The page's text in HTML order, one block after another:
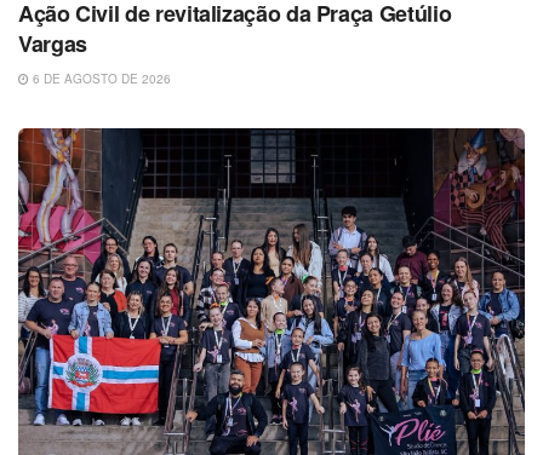
Ação Civil de revitalização da Praça Getúlio
Vargas
6 DE AGOSTO DE 2026